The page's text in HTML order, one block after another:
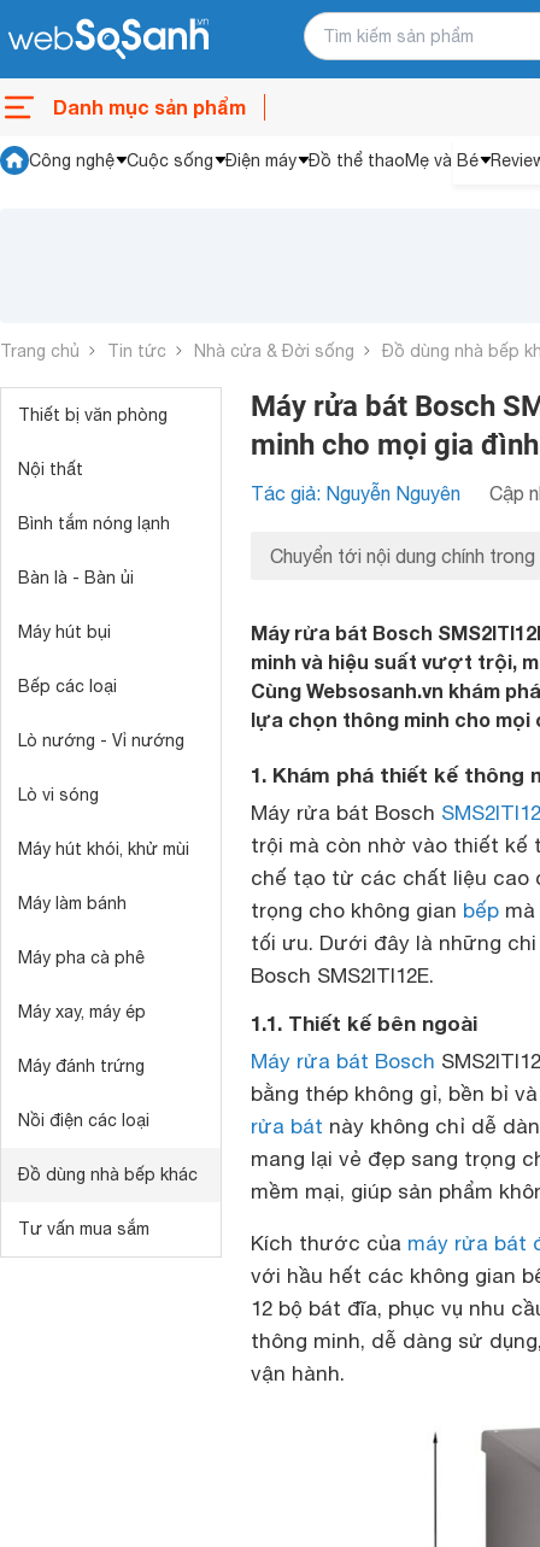
Danh mục sản phẩm
Công nghệ Cuộc sống Điện máy Đồ thể thaoMẹ và Bé
Trang chủ Tin tức Nhà cửa & Đời sống Đồ dùng nhà bếp
Thiết bị văn phòng
Nội thất
Bình tắm nóng lạnh
Bàn là - Bàn ủi
Máy hút bụi
Bếp các loại
Lò nướng - Vỉ nướng
Lò vi sóng
Máy hút khói, khử mùi
Máy làm bánh
Máy pha cà phê
Máy xay, máy ép
Máy đánh trứng
Nồi điện các loại
Đồ dùng nhà bếp khác
Tư vấn mua sắm
Máy rửa bát Bosch
minh cho mọi gia đình
Tác giả: Nguyễn Nguyên Cập
Chuyển tới nội dung chính trong
Máy rửa bát Bosch
minh và hiệu suất vượt trội,
Cùng Websosanh.vn khám
lựa chọn thông minh cho mọi
1. Khám phá thiết kế thông
Máy rửa bát Bosch
trội mà còn nhờ vào thiết
chế tạo từ các chất liệu cao
trọng cho không gian bếp
tối ưu. Dưới đây là những
Bosch SMS2ITI12E.
1.1. Thiết kế bên ngoài
Máy rửa bát Bosch
bằng thép không gỉ, bền bỉ
rửa bát này không chỉ dễ
mang lại vẻ đẹp sang trọng
mềm mại, giúp sản phẩm
Kích thước của máy rửa bát
với hầu hết các không gian
12 bộ bát đĩa, phục vụ nhu
thông minh, dễ dàng sử
vận hành.